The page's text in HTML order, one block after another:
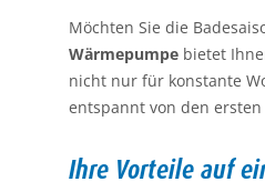
Möchten Sie die
Wärmepumpe bietet
nicht nur für konstante
entspannt von den
Ihre Vorteile auf